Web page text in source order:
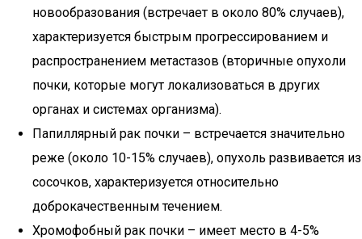
новообразования (встречает в около 80% случаев),
характеризуется быстрым прогрессированием и
распространением метастазов (вторичные опухоли
почки, которые могут локализоваться в других
органах и системах организма).
Папиллярный рак почки – встречается значительно
реже (около 10-15% случаев), опухоль развивается из
сосочков, характеризуется относительно
доброкачественным течением.
Хромофобный рак почки – имеет место в 4-5%